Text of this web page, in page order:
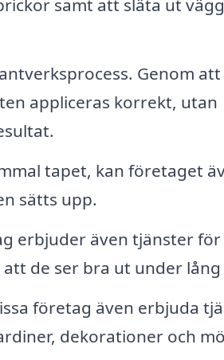
samt att släta ut
Genom att
appliceras korrekt, utan
tapet, kan företaget
sätts upp.
erbjuder även tjänster för
de ser bra ut under
företag även erbjuda
dekorationer och